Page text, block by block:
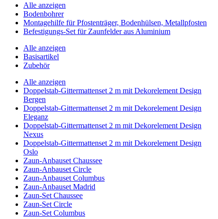
Alle anzeigen
Bodenbohrer
Montagehilfe für Pfostenträger, Bodenhülsen, Metallpfosten
Befestigungs-Set für Zaunfelder aus Aluminium
Alle anzeigen
Basisartikel
Zubehör
Alle anzeigen
Doppelstab-Gittermattenset 2 m mit Dekorelement Design
Bergen
Doppelstab-Gittermattenset 2 m mit Dekorelement Design
Eleganz
Doppelstab-Gittermattenset 2 m mit Dekorelement Design
Nexus
Doppelstab-Gittermattenset 2 m mit Dekorelement Design
Oslo
Zaun-Anbauset Chaussee
Zaun-Anbauset Circle
Zaun-Anbauset Columbus
Zaun-Anbauset Madrid
Zaun-Set Chaussee
Zaun-Set Circle
Zaun-Set Columbus